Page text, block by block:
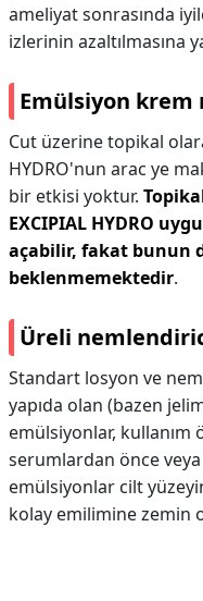
ameliyat sonrasında
izlerinin azaltılmasına
Emülsiyon krem
Cut üzerine topikal
HYDRO'nun arac ye
bir etkisi yoktur.
EXCIPIAL HYDRO
açabilir, fakat bunun
beklenmemektedir.
Üreli
Standart losyon ve
yapıda olan (bazen
emülsiyonlar,
serumlardan önce
emülsiyonlar cilt
kolay emilimine zemin